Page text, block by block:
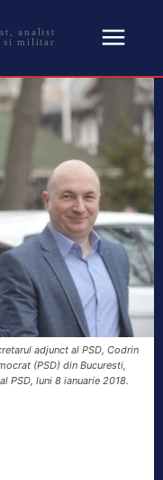
analist
militar
adjunct al PSD, Codrin
(PSD) din Bucuresti,
PSD, luni 8 ianuarie 2018.